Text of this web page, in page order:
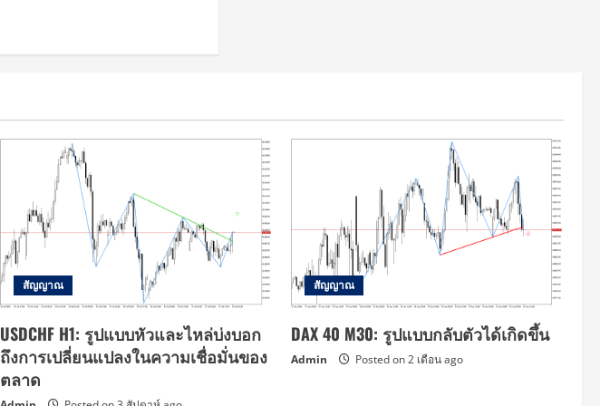
สัญญาณ
USDCHF H1: รูปแบบหัวและไหล่บ่งบอก
ถึงการเปลี่ยนแปลงในความเชื่อมั่นของ
ตลาด
สัญญาณ
DAX 40 M30: รูปแบบกลับตัวได้เกิดขึ้น
Admin Posted on 2 เดือน ago